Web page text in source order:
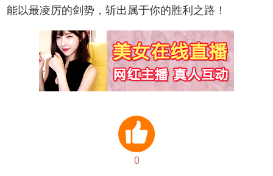
能以最凌厉的剑势，斩出属于你的胜利之路！
0